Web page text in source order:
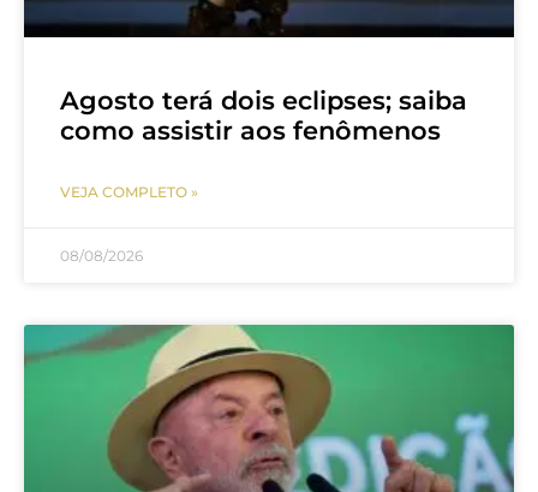
Agosto terá dois eclipses; saiba
como assistir aos fenômenos
VEJA COMPLETO »
08/08/2026